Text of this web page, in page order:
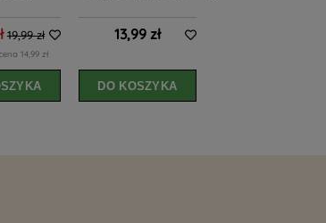
19,99 zł
14,99 zł
13,99 zł
DO KOSZYKA